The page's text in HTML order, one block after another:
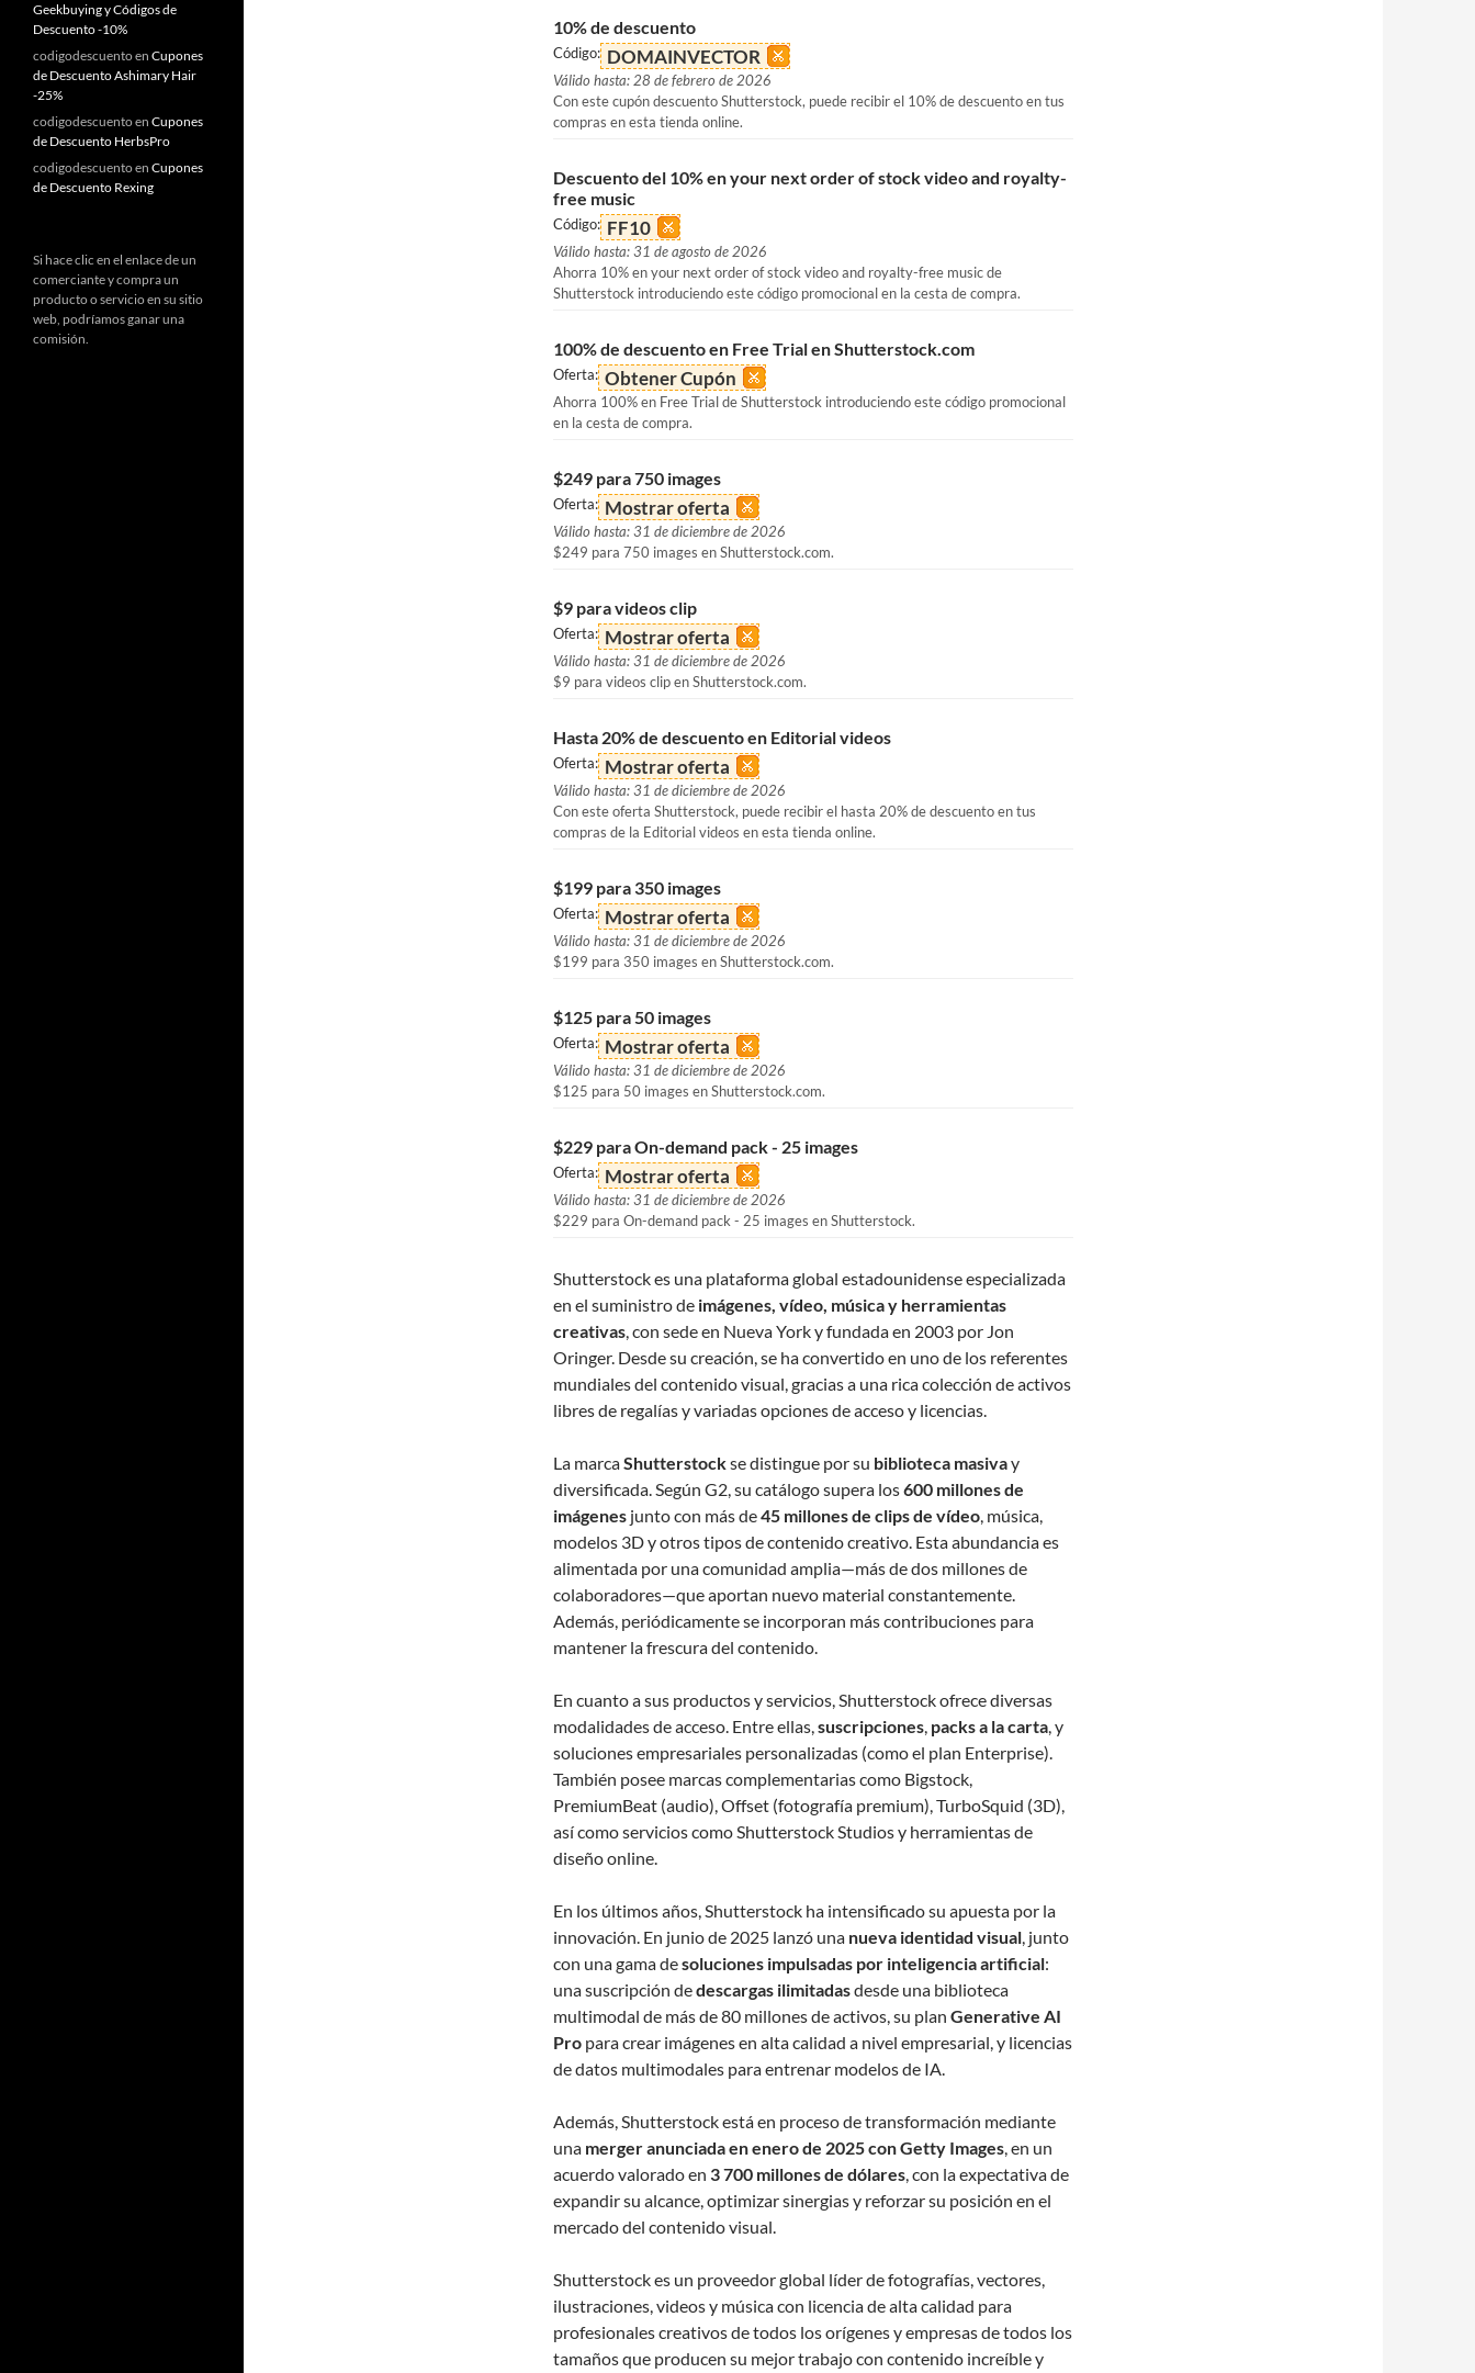
10% de descuento
Código: DOMAINVECTOR
Válido hasta: 28 de febrero de 2026
Con este cupón descuento Shutterstock, puede recibir el 10% de descuento en tus
compras en esta tienda online.
Descuento del 10% en your next order of stock video and royalty-
free music
Código: FF10
Válido hasta: 31 de agosto de 2026
Ahorra 10% en your next order of stock video and royalty-free music de
Shutterstock introduciendo este código promocional en la cesta de compra.
100% de descuento en Free Trial en Shutterstock.com
Oferta: Obtener Cupón
Ahorra 100% en Free Trial de Shutterstock introduciendo este código promocional
en la cesta de compra.
$249 para 750 images
Oferta: Mostrar oferta
Válido hasta: 31 de diciembre de 2026
$249 para 750 images en Shutterstock.com.
$9 para videos clip
Oferta: Mostrar oferta
Válido hasta: 31 de diciembre de 2026
$9 para videos clip en Shutterstock.com.
Hasta 20% de descuento en Editorial videos
Oferta: Mostrar oferta
Válido hasta: 31 de diciembre de 2026
Con este oferta Shutterstock, puede recibir el hasta 20% de descuento en tus
compras de la Editorial videos en esta tienda online.
$199 para 350 images
Oferta: Mostrar oferta
Válido hasta: 31 de diciembre de 2026
$199 para 350 images en Shutterstock.com.
$125 para 50 images
Oferta: Mostrar oferta
Válido hasta: 31 de diciembre de 2026
$125 para 50 images en Shutterstock.com.
$229 para On-demand pack - 25 images
Oferta: Mostrar oferta
Válido hasta: 31 de diciembre de 2026
$229 para On-demand pack - 25 images en Shutterstock.
Shutterstock es una plataforma global estadounidense especializada
en el suministro de imágenes, vídeo, música y herramientas
creativas, con sede en Nueva York y fundada en 2003 por Jon
Oringer. Desde su creación, se ha convertido en uno de los referentes
mundiales del contenido visual, gracias a una rica colección de activos
libres de regalías y variadas opciones de acceso y licencias.
La marcaShutterstockse distingue por su biblioteca masivay
diversificada. Según G2, su catálogo supera los600 millones de
imágenes junto con más de45 millones de clips de vídeo, música,
modelos 3D y otros tipos de contenido creativo. Esta abundancia es
alimentada por una comunidad amplia—más de dos millones de
colaboradores—que aportan nuevo material constantemente.
Además, periódicamente se incorporan más contribuciones para
mantener la frescura del contenido.
En cuanto a sus productos y servicios, Shutterstock ofrece diversas
modalidades de acceso. Entre ellas,suscripciones, packs a la carta, y
soluciones empresariales personalizadas (como el plan Enterprise).
También posee marcas complementarias como Bigstock,
PremiumBeat (audio), Offset (fotografía premium), TurboSquid (3D),
así como servicios como Shutterstock Studios y herramientas de
diseño online.
En los últimos años, Shutterstock ha intensificado su apuesta por la
innovación. En junio de 2025 lanzó una nueva identidad visual, junto
con una gama desoluciones impulsadas por inteligencia artificial:
una suscripción dedescargas ilimitadasdesde una biblioteca
multimodal de más de 80 millones de activos, su plan Generative AI
Pro para crear imágenes en alta calidad a nivel empresarial, y licencias
de datos multimodales para entrenar modelos de IA.
Además, Shutterstock está en proceso de transformación mediante
una merger anunciada en enero de 2025 con Getty Images, en un
acuerdo valorado en 3 700 millones de dólares, con la expectativa de
expandir su alcance, optimizar sinergias y reforzar su posición en el
mercado del contenido visual.
Shutterstock es un proveedor global líder de fotografías, vectores,
ilustraciones, videos y música con licencia de alta calidad para
profesionales creativos de todos los orígenes y empresas de todos los
tamaños que producen su mejor trabajo con contenido increíble y
Geekbuying y Códigos de
Descuento -10%
codigodescuentoen Cupones
de Descuento Ashimary Hair
-25%
codigodescuentoen Cupones
de Descuento HerbsPro
codigodescuentoen Cupones
de Descuento Rexing
Si hace clic en el enlace de un
comerciante y compra un
producto o servicio en su sitio
web, podríamos ganar una
comisión.